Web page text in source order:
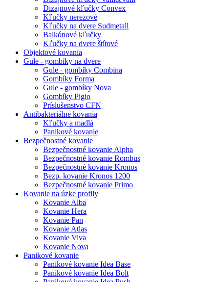
Dizajnové kľučky Convex
Kľučky nerezové
Kľučky na dvere Sudmetall
Balkónové kľučky
Kľučky na dvere štítové
Objektové kovania
Gule - gombíky na dvere
Gule - gombíky Combina
Gombíky Forma
Gule - gombíky Nova
Gombíky Pigio
Príslušenstvo CFN
Antibakteriálne kovania
Kľučky a madlá
Panikové kovanie
Bezpečnostné kovanie
Bezpečnostné kovanie Alpha
Bezpečnostné kovanie Rombus
Bezpečnostné kovanie Kronos
Bezp. kovanie Kronos 1200
Bezpečnostné kovanie Primo
Kovanie na úzke profily
Kovanie Alba
Kovanie Hera
Kovanie Pan
Kovanie Atlas
Kovanie Viva
Kovanie Nova
Panikové kovanie
Panikové kovanie Idea Base
Panikové kovanie Idea Bolt